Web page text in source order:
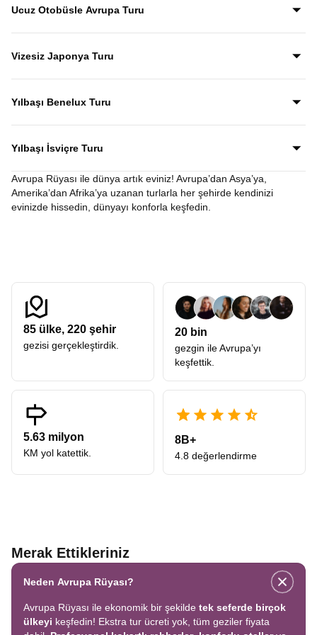
Ucuz Otobüsle Avrupa Turu
Vizesiz Japonya Turu
Yılbaşı Benelux Turu
Yılbaşı İsviçre Turu
Avrupa Rüyası ile dünya artık eviniz! Avrupa’dan Asya’ya,
Amerika’dan Afrika’ya uzanan turlarla her şehirde kendinizi
evinizde hissedin, dünyayı konforla keşfedin.
85 ülke, 220 şehir
gezisi gerçekleştirdik.
20 bin
gezgin ile Avrupa’yı
keşfettik.
5.63 milyon
KM yol katettik.
8B+
4.8 değerlendirme
Merak Ettikleriniz
Neden Avrupa Rüyası?
Avrupa Rüyası ile ekonomik bir şekilde tek seferde birçok
ülkeyi keşfedin! Ekstra tur ücreti yok, tüm geziler fiyata